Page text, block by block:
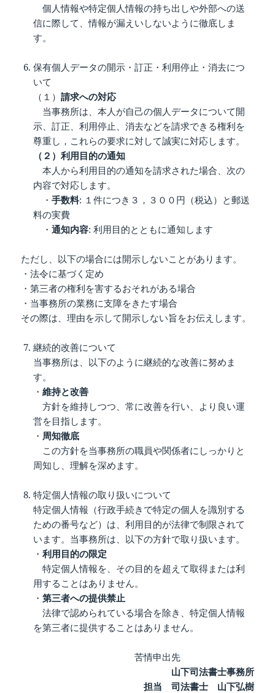
個人情報や特定個人情報の持ち出しや外部への送
信に際して、情報が漏えいしないように徹底しま
す。
保有個人データの開示・訂正・利用停止・消去につ
いて
（１）請求への対応
当事務所は、本人が自己の個人データについて開
示、訂正、利用停止、消去などを請求できる権利を
尊重し，これらの要求に対して誠実に対応します。
（２）利用目的の通知
本人から利用目的の通知を請求された場合、次の
内容で対応します。
・手数料: １件につき３，３００円（税込）と郵送
料の実費
・通知内容: 利用目的とともに通知します
ただし、以下の場合には開示しないことがあります。
・法令に基づく定め
・第三者の権利を害するおそれがある場合
・当事務所の業務に支障をきたす場合
その際は、理由を示して開示しない旨をお伝えします。
継続的改善について
当事務所は、以下のように継続的な改善に努めま
す。
・維持と改善
方針を維持しつつ、常に改善を行い、より良い運
営を目指します。
・ 周知徹底
この方針を当事務所の職員や関係者にしっかりと
周知し、理解を深めます。
特定個人情報の取り扱いについて
特定個人情報（行政手続きで特定の個人を識別する
ための番号など）は、利用目的が法律で制限されて
います。当事務所は、以下の方針で取り扱います。
・利用目的の限定
特定個人情報を、その目的を超えて取得または利
用することはありません。
・第三者への提供禁止
法律で認められている場合を除き、特定個人情報
を第三者に提供することはありません。
苦情申出先
山下司法書士事務所
担当 司法書士 山下弘樹